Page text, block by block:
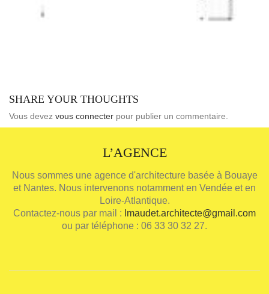
SHARE YOUR THOUGHTS
Vous devez vous connecter pour publier un commentaire.
L’AGENCE
Nous sommes une agence d'architecture basée à Bouaye
et Nantes. Nous intervenons notamment en Vendée et en
Loire-Atlantique.
Contactez-nous par mail : lmaudet.architecte@gmail.com
ou par téléphone : 06 33 30 32 27.